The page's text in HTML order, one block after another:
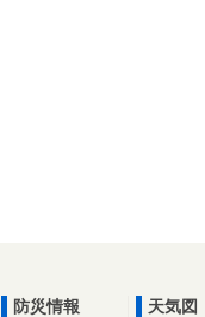
防災情報
天気図